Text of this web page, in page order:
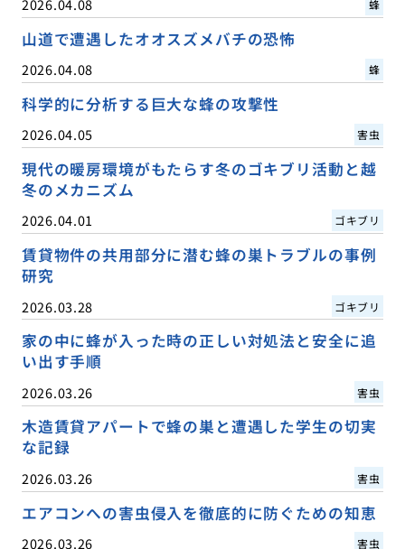
2026.04.08 蜂
山道で遭遇したオオスズメバチの恐怖
2026.04.08 蜂
科学的に分析する巨大な蜂の攻撃性
2026.04.05 害虫
現代の暖房環境がもたらす冬のゴキブリ活動と越
冬のメカニズム
2026.04.01 ゴキブリ
賃貸物件の共用部分に潜む蜂の巣トラブルの事例
研究
2026.03.28 ゴキブリ
家の中に蜂が入った時の正しい対処法と安全に追
い出す手順
2026.03.26 害虫
木造賃貸アパートで蜂の巣と遭遇した学生の切実
な記録
2026.03.26 害虫
エアコンへの害虫侵入を徹底的に防ぐための知恵
2026.03.26 害虫